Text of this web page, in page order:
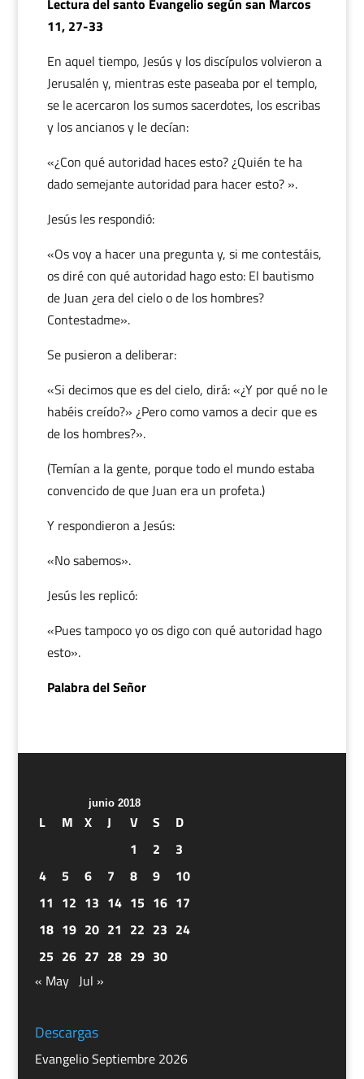
Lectura del santo Evangelio según san Marcos
11, 27-33
En aquel tiempo, Jesús y los discípulos volvieron a
Jerusalén y, mientras este paseaba por el templo,
se le acercaron los sumos sacerdotes, los escribas
y los ancianos y le decían:
«¿Con qué autoridad haces esto? ¿Quién te ha
dado semejante autoridad para hacer esto? ».
Jesús les respondió:
«Os voy a hacer una pregunta y, si me contestáis,
os diré con qué autoridad hago esto: El bautismo
de Juan ¿era del cielo o de los hombres?
Contestadme».
Se pusieron a deliberar:
«Si decimos que es del cielo, dirá: «¿Y por qué no le
habéis creído?» ¿Pero como vamos a decir que es
de los hombres?».
(Temían a la gente, porque todo el mundo estaba
convencido de que Juan era un profeta.)
Y respondieron a Jesús:
«No sabemos».
Jesús les replicó:
«Pues tampoco yo os digo con qué autoridad hago
esto».
Palabra del Señor
junio 2018
L M X J V S
D
1
2
3
4
5 6 7 8 9
10
11 12 13 14 15 16 17
18 19 20 21 22 23 24
25 26 27 28 29 30
« May Jul »
Descargas
Evangelio Septiembre 2026